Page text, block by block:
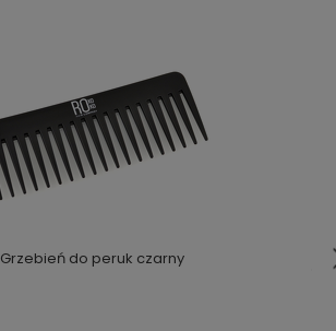
Grzebień do peruk czarny